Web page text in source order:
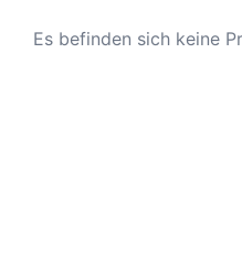
Es befinden sich keine